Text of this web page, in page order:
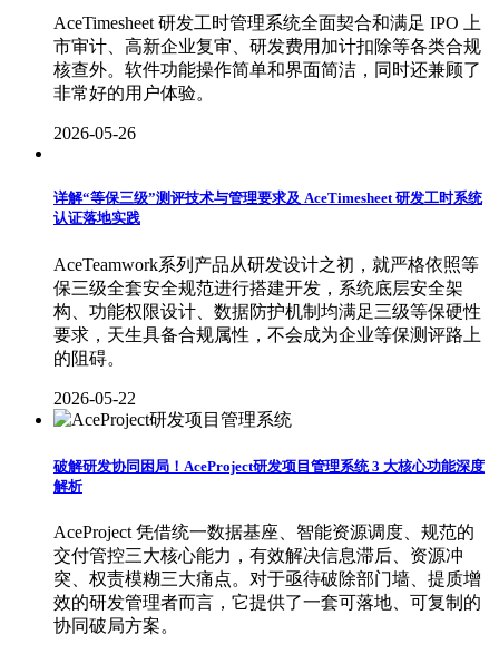
AceTimesheet 研发工时管理系统全面契合和满足 IPO 上
市审计、高新企业复审、研发费用加计扣除等各类合规
核查外。软件功能操作简单和界面简洁，同时还兼顾了
非常好的用户体验。
2026-05-26
详解“等保三级”测评技术与管理要求及 AceTimesheet 研发工时系统
认证落地实践
AceTeamwork系列产品从研发设计之初，就严格依照等
保三级全套安全规范进行搭建开发，系统底层安全架
构、功能权限设计、数据防护机制均满足三级等保硬性
要求，天生具备合规属性，不会成为企业等保测评路上
的阻碍。
2026-05-22
破解研发协同困局！AceProject研发项目管理系统 3 大核心功能深度
解析
AceProject 凭借统一数据基座、智能资源调度、规范的
交付管控三大核心能力，有效解决信息滞后、资源冲
突、权责模糊三大痛点。对于亟待破除部门墙、提质增
效的研发管理者而言，它提供了一套可落地、可复制的
协同破局方案。